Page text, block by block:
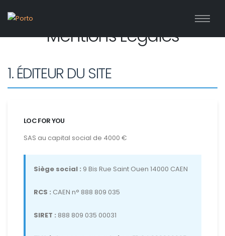
Mentions Légales
1. ÉDITEUR DU SITE
LOC FOR YOU
SAS au capital social de 4000 €
Siège social : 9 Bis Rue Saint Ouen 14000 CAEN
RCS : CAEN n° 888 809 035
SIRET : 888 809 035 00031